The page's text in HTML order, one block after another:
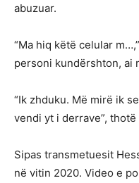
abuzuar.
“Ma hiq këtë celular
personi kundërshton, ai
“Ik zhduku. Më mirë ik
vendi yt i derrave”,
Sipas transmetuesit
në vitin 2020. Video e